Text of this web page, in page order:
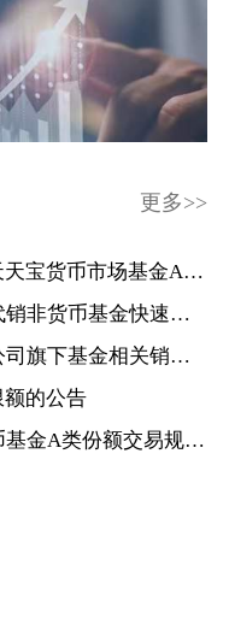
更多>>
关于“邮益宝”产品新增南方天天宝货币市场基金A类份额的公告
中国邮政储蓄银行关于开通代销非货币基金快速赎回业务的公告
关于暂停天治基金管理有限公司旗下基金相关销售业务的公告
额的公告
关于调整易方达财富快线货币基金A类份额交易规则的公告